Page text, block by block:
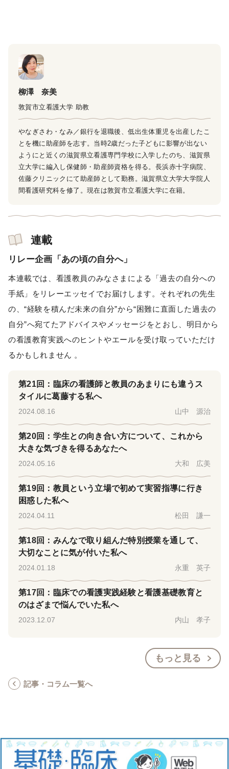
柳澤 奈美
敦賀市立看護大学 助教
やなぎさわ・なみ／銀行を退職後、低出生体重児を出産したこ
とを機に助産師を志す。当時2歳だった子どもに影響が出ない
ようにと近くの滋賀県立看護専門学校に入学したのち、滋賀県
立大学に編入し保健師・助産師資格を得る。長浜赤十字病院、
佐藤クリニックにて助産師として勤務。滋賀県立大学大学院人
間看護研究科を修了。現在は敦賀市立看護大学に在籍。
連載
リレー企画「あの頃の自分へ」
本連載では、看護教員のみなさまによる「過去の自分への
手紙」をリレーエッセイでお届けします。それぞれの先生
の、“経験を積んだ未来の自分”から“困難に直面した過去の
自分”へ宛てたアドバイスやメッセージをとおし、明日から
の看護教育実践へのヒントやエールを受け取っていただけ
るかもしれません 。
第21回：臨床の看護師と教員のあまりにも違うス
タイルに葛藤する私へ
2024.08.16 山中 源治
第20回：学生との向き合い方について、これから
大きな気づきを得るあなたへ
2024.05.16 大和 広美
第19回：教員という立場で初めて実習指導に行き
困惑した私へ
2024.04.11 松田 謙一
第18回：みんなで取り組んだ特別授業を通して、
大切なことに気が付いた私へ
2024.01.18 永重 英子
第17回：臨床での看護実践経験と看護基礎教育と
のはざまで悩んでいた私へ
2023.12.07 内山 孝子
もっと見る
記事・コラム一覧へ